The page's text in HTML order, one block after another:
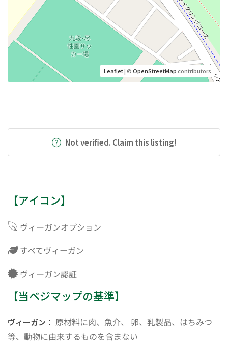
Leaflet| ©OpenStreetMapcontributors
Not verified. Claim this listing!
【アイコン】
ヴィーガンオプション
すべてヴィーガン
ヴィーガン認証
【当ベジマップの基準】
ヴィーガン： 原材料に肉、魚介、 卵、乳製品、はちみつ
等、動物に由来するものを含まない